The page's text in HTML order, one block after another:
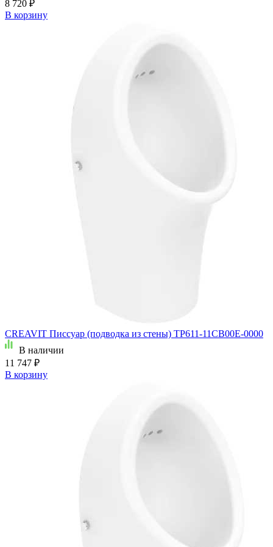
8 720 ₽
В корзину
CREAVIT Писсуар (подводка из стены) TP611-11CB00E-0000
В наличии
11 747 ₽
В корзину